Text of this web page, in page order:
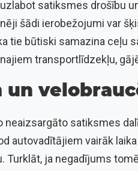
satiksmes drošību
šādi ierobežojumi var
tie būtiski samazina ceļu
transportlīdzekļu,
satiksmes
autovadītājiem vairāk
ja negadījums